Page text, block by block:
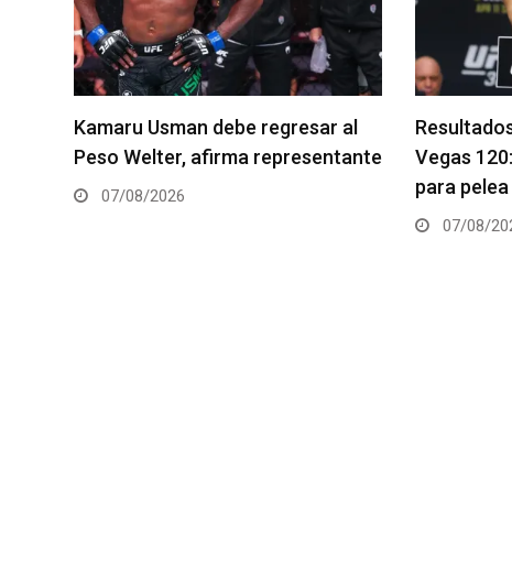
Resultados de los pesajes del UFC
Vegas 120: Gamrot hace peso
para pelea con Salkilld
Quillan
pelea
06/08/